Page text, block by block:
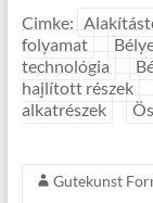
Cimke:
folyamat
technológia
hajlított részek
alkatrészek
Gutekunst